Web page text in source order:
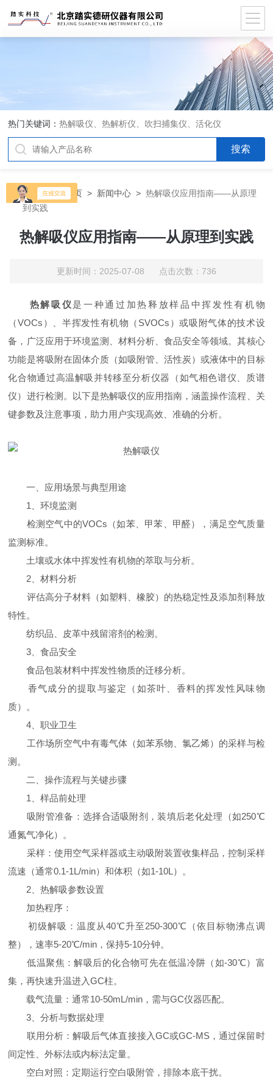
热门关键词：热解吸仪、热解析仪、吹扫捕集仪、活化仪
当前位置：首页 > 新闻中心 >热解吸仪应用指南——从原理
到实践
热解吸仪应用指南——从原理到实践
更新时间：2025-07-08 点击次数：736
热解吸仪 是一种通过加热释放样品中挥发性有机物
（VOCs）、半挥发性有机物（SVOCs）或吸附气体的技术设
备，广泛应用于环境监测、材料分析、食品安全等领域。其核心
功能是将吸附在固体介质（如吸附管、活性炭）或液体中的目标
化合物通过高温解吸并转移至分析仪器（如气相色谱仪、质谱
仪）进行检测。以下是热解吸仪的应用指南，涵盖操作流程、关
键参数及注意事项，助力用户实现高效、准确的分析。
一、应用场景与典型用途
1、环境监测
检测空气中的VOCs（如苯、甲苯、甲醛），满足空气质量
监测标准。
土壤或水体中挥发性有机物的萃取与分析。
2、材料分析
评估高分子材料（如塑料、橡胶）的热稳定性及添加剂释放
特性。
纺织品、皮革中残留溶剂的检测。
3、食品安全
食品包装材料中挥发性物质的迁移分析。
香气成分的提取与鉴定（如茶叶、香料的挥发性风味物
质）。
4、职业卫生
工作场所空气中有毒气体（如苯系物、氯乙烯）的采样与检
测。
二、操作流程与关键步骤
1、样品前处理
吸附管准备：选择合适吸附剂，装填后老化处理（如250℃
通氮气净化）。
采样：使用空气采样器或主动吸附装置收集样品，控制采样
流速（通常0.1-1L/min）和体积（如1-10L）。
2、热解吸参数设置
加热程序：
初级解吸：温度从40℃升至250-300℃（依目标物沸点调
整），速率5-20℃/min，保持5-10分钟。
低温聚焦：解吸后的化合物可先在低温冷阱（如-30℃）富
集，再快速升温进入GC柱。
载气流量：通常10-50mL/min，需与GC仪器匹配。
3、分析与数据处理
联用分析：解吸后气体直接接入GC或GC-MS，通过保留时
间定性、外标法或内标法定量。
空白对照：定期运行空白吸附管，排除本底干扰。